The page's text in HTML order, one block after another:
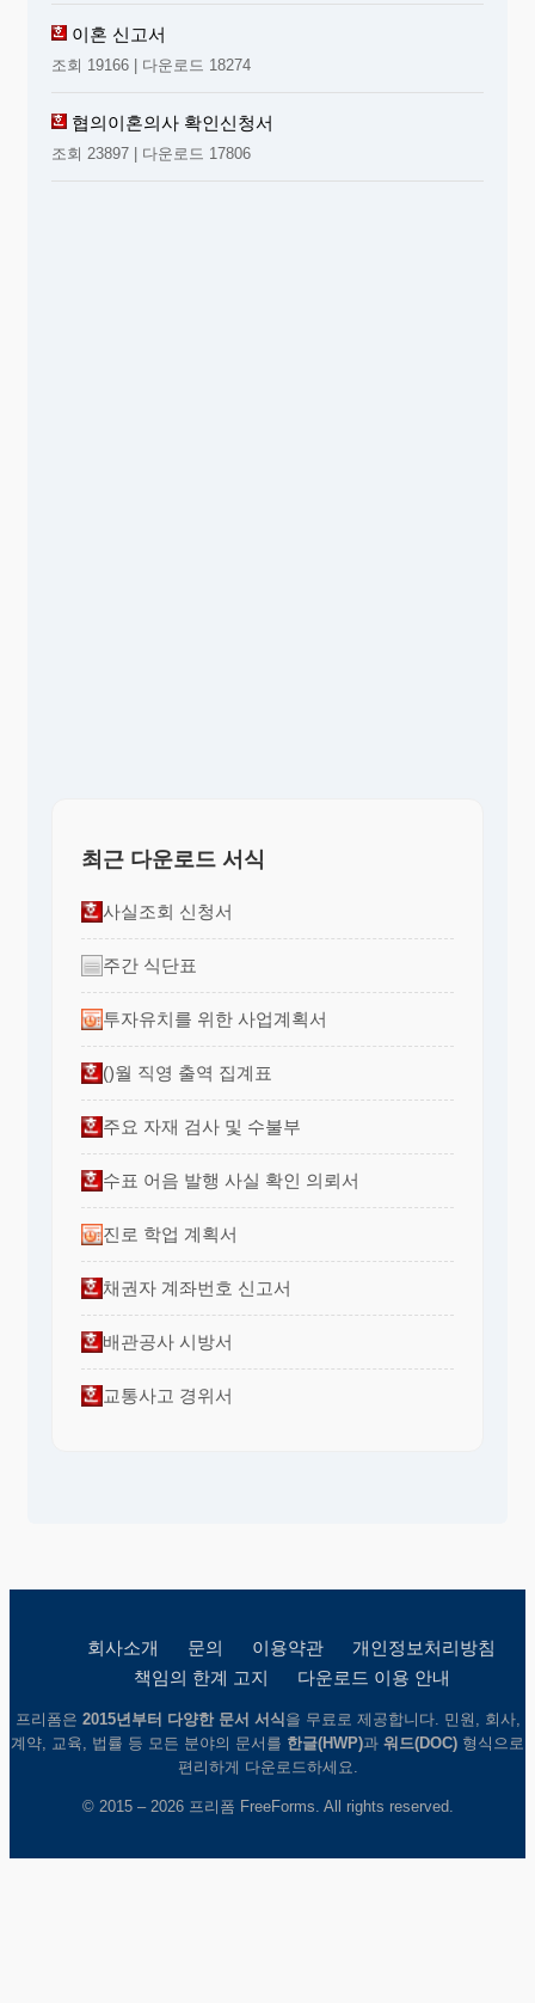
이혼 신고서
조회 19166 | 다운로드 18274
협의이혼의사 확인신청서
조회 23897 | 다운로드 17806
최근 다운로드 서식
사실조회 신청서
주간 식단표
투자유치를 위한 사업계획서
()월 직영 출역 집계표
주요 자재 검사 및 수불부
수표 어음 발행 사실 확인 의뢰서
진로 학업 계획서
채권자 계좌번호 신고서
배관공사 시방서
교통사고 경위서
회사소개 문의 이용약관
개인정보처리방침
책임의 한계 고지
다운로드 이용 안내
프리폼은 2015년부터 다양한 문서 서식 을 무료로 제공합니다. 민원, 회사,
계약, 교육, 법률 등 모든 분야의 문서를 한글(HWP)과 워드(DOC) 형식으로
편리하게 다운로드하세요.
© 2015 – 2026 프리폼 FreeForms. All rights reserved.